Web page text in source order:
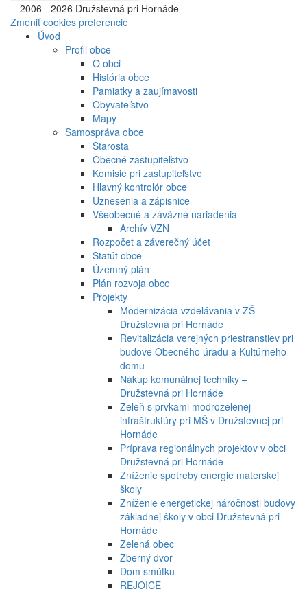
2006 - 2026 Družstevná pri Hornáde
Zmeniť cookies preferencie
Úvod
Profil obce
O obci
História obce
Pamiatky a zaujímavosti
Obyvateľstvo
Mapy
Samospráva obce
Starosta
Obecné zastupiteľstvo
Komisie pri zastupiteľstve
Hlavný kontrolór obce
Uznesenia a zápisnice
Všeobecné a záväzné nariadenia
Archív VZN
Rozpočet a záverečný účet
Štatút obce
Územný plán
Plán rozvoja obce
Projekty
Modernizácia vzdelávania v ZŠ
Družstevná pri Hornáde
Revitalizácia verejných priestranstiev pri
budove Obecného úradu a Kultúrneho
domu
Nákup komunálnej techniky –
Družstevná pri Hornáde
Zeleň s prvkami modrozelenej
infraštruktúry pri MŠ v Družstevnej pri
Hornáde
Príprava regionálnych projektov v obci
Družstevná pri Hornáde
Zníženie spotreby energie materskej
školy
Zníženie energetickej náročnosti budovy
základnej školy v obci Družstevná pri
Hornáde
Zelená obec
Zberný dvor
Dom smútku
REJOICE